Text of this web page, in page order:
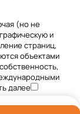
(но не
и
страниц,
объектами
далее